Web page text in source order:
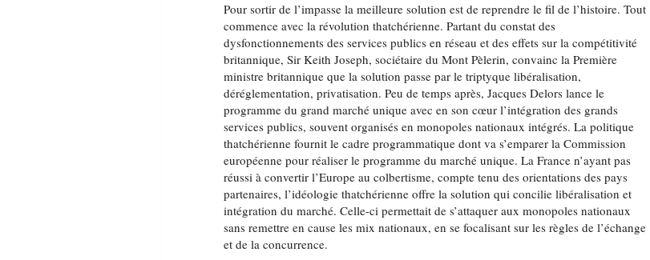
Pour sortir de l’impasse la meilleure solution est de reprendre le fil de l’histoire. Tout
commence avec la révolution thatchérienne. Partant du constat des
dysfonctionnements des services publics en réseau et des effets sur la compétitivité
britannique, Sir Keith Joseph, sociétaire du Mont Pèlerin, convainc la Première
ministre britannique que la solution passe par le triptyque libéralisation,
déréglementation, privatisation. Peu de temps après, Jacques Delors lance le
programme du grand marché unique avec en son cœur l’intégration des grands
services publics, souvent organisés en monopoles nationaux intégrés. La politique
thatchérienne fournit le cadre programmatique dont va s’emparer la Commission
européenne pour réaliser le programme du marché unique. La France n’ayant pas
réussi à convertir l’Europe au colbertisme, compte tenu des orientations des pays
partenaires, l’idéologie thatchérienne offre la solution qui concilie libéralisation et
intégration du marché. Celle-ci permettait de s’attaquer aux monopoles nationaux
sans remettre en cause les mix nationaux, en se focalisant sur les règles de l’échange
et de la concurrence.